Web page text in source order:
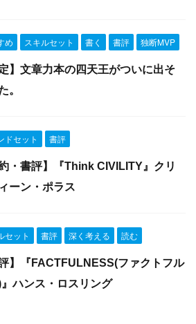
め スキルセット 書く 書評 独断MVP
定】文章力本の四天王がついに出そ
。
ドセット 書評
約・書評】『Think CIVILITY』クリ
ーン・ポラス
セット 書評 深く考える 読む
評】『FACTFULNESS(ファクトフル
ハンス・ロスリング